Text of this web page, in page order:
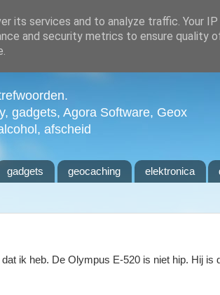
gadgets, Agora Software, Geox
afscheid
gadgets geocaching elektronica
ik heb. De Olympus E-520 is niet hip. Hij is
its services and to analyze traffic. Your
and security metrics to ensure quality